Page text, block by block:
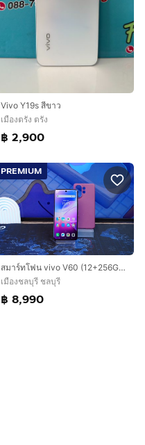
Vivo Y19s สีขาว
เมืองตรัง ตรัง
฿ 2,900
PREMIUM
สมาร์ทโฟน vivo V60 (12+256GB) Berry Purple 5G เครื่องสวย มีประกันศูนย์ พร้อมใช้งาน ขายเพียง 8,990.- เท่านั้น
เมืองชลบุรี ชลบุรี
฿ 8,990